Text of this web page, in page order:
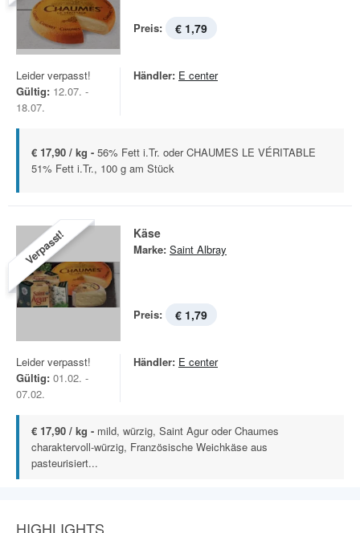
Preis: € 1,79
Leider verpasst!
Gültig: 12.07. -
18.07.
Händler: E center
€ 17,90 / kg - 56% Fett i.Tr. oder CHAUMES LE VÉRITABLE
51% Fett i.Tr., 100 g am Stück
Verpasst! Käse
Marke: Saint Albray
Preis: € 1,79
Leider verpasst!
Gültig: 01.02. -
07.02.
Händler: E center
€ 17,90 / kg - mild, würzig, Saint Agur oder Chaumes
charaktervoll-würzig, Französische Weichkäse aus
pasteurisiert...
HIGHLIGHTS